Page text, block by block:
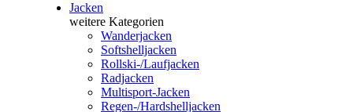
Jacken
weitere Kategorien
Wanderjacken
Softshelljacken
Rollski-/Laufjacken
Radjacken
Multisport-Jacken
Regen-/Hardshelljacken